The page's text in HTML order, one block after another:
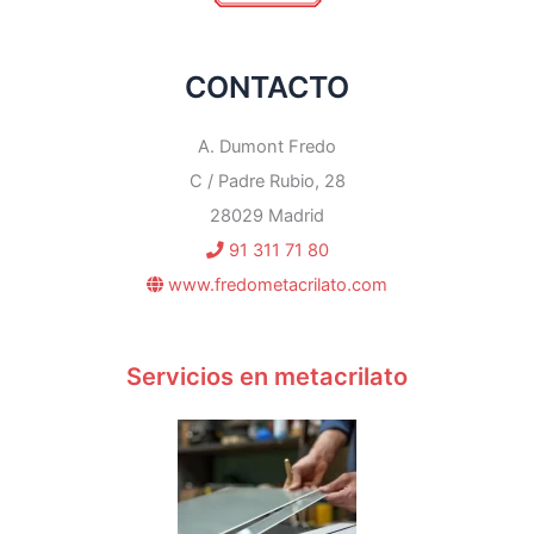
CONTACTO
A. Dumont Fredo
C / Padre Rubio, 28
28029 Madrid
91 311 71 80
www.fredometacrilato.com
Servicios en metacrilato